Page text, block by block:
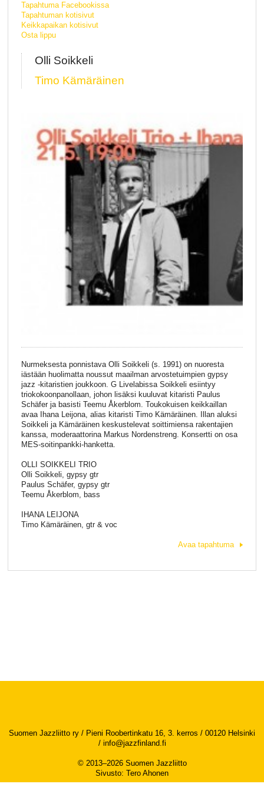
Tapahtuma Facebookissa
Tapahtuman kotisivut
Keikkapaikan kotisivut
Osta lippu
Olli Soikkeli
Timo Kämäräinen
Nurmeksesta ponnistava Olli Soikkeli (s. 1991) on nuoresta
iästään huolimatta noussut maailman arvostetuimpien gypsy
jazz -kitaristien joukkoon. G Livelabissa Soikkeli esiintyy
triokokoonpanollaan, johon lisäksi kuuluvat kitaristi Paulus
Schäfer ja basisti Teemu Åkerblom. Toukokuisen keikkaillan
avaa Ihana Leijona, alias kitaristi Timo Kämäräinen. Illan aluksi
Soikkeli ja Kämäräinen keskustelevat soittimiensa rakentajien
kanssa, moderaattorina Markus Nordenstreng. Konsertti on osa
MES-soitinpankki-hanketta.
OLLI SOIKKELI TRIO
Olli Soikkeli, gypsy gtr
Paulus Schäfer, gypsy gtr
Teemu Åkerblom, bass
IHANA LEIJONA
Timo Kämäräinen, gtr & voc
Avaa tapahtuma
Suomen Jazzliitto ry / Pieni Roobertinkatu 16, 3. kerros / 00120 Helsinki
/ info@jazzfinland.fi
© 2013–2026 Suomen Jazzliitto
Sivusto: Tero Ahonen